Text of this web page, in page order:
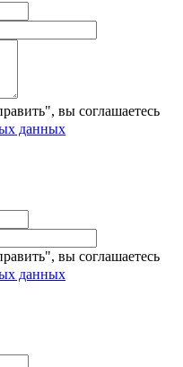
вы соглашаетесь
данных
вы соглашаетесь
данных